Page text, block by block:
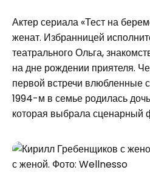
Актер сериала «Тест на
женат. Избранницей
театрального Ольга,
на дне рождении приятеля.
первой встречи влюбленные
1994-м в семье родилась
которая выбрала сценарный
с женой. Фото: Wellnesso